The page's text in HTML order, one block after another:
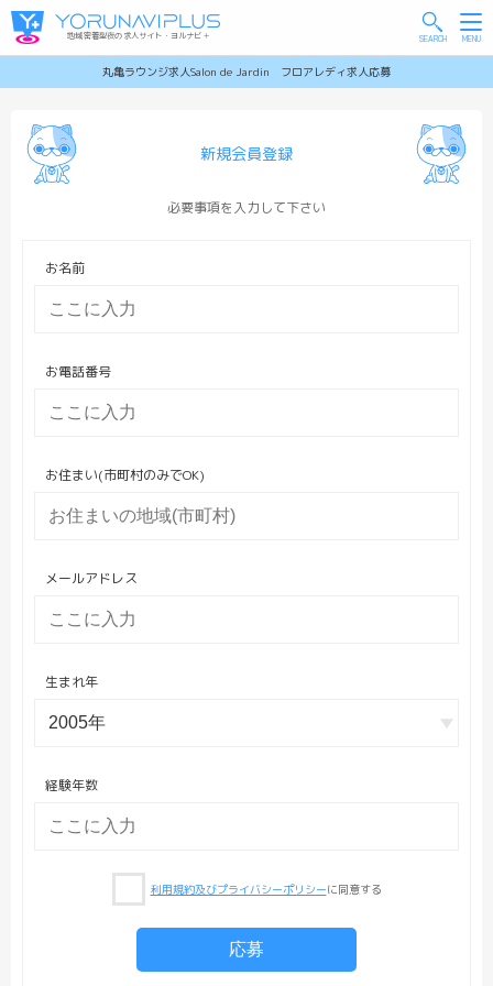
丸亀ラウンジ求人Salon de Jardin フロアレディ求人応募
地域密着型夜の求人サイト・ヨルナビ＋
新規会員登録
必要事項を入力して下さい
お名前
お電話番号
お住まい(市町村のみでOK)
メールアドレス
生まれ年
経験年数
利用規約及びプライバシーポリシーに同意する